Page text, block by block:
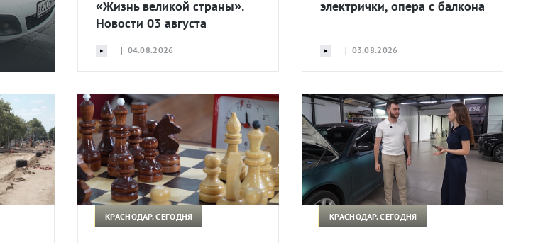
«Жизнь великой страны».
Новости 03 августа
| 04.08.2026
электрички, опера с балкона
| 03.08.2026
КРАСНОДАР. СЕГОДНЯ КРАСНОДАР. СЕГОДНЯ